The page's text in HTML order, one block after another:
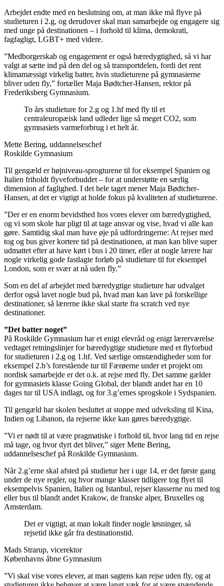
Arbejdet endte med en beslutning om, at man ikke må flyve på
studieturen i 2.g, og derudover skal man samarbejde og engagere sig
med unge på destinationen – i forhold til klima, demokrati,
fagfagligt, LGBT+ med videre.
”Medborgerskab og engagement er også bæredygtighed, så vi har
valgt at sætte ind på den del og så transportdelen, fordi det rent
klimamæssigt virkelig batter, hvis studieturene på gymnasierne
bliver uden fly,” fortæller Maja Bødtcher-Hansen, rektor på
Frederiksberg Gymnasium.
To års studieture for 2.g og 1.hf med fly til et
centraleuropæisk land udleder lige så meget CO2, som
gymnasiets varmeforbrug i et helt år.
Mette Bering, uddannelseschef
Roskilde Gymnasium
Til gengæld er højniveau-sprogturene til for eksempel Spanien og
Italien friholdt flyveforbuddet – for at understøtte en særlig
dimension af faglighed. I det hele taget mener Maja Bødtcher-
Hansen, at det er vigtigt at holde fokus på kvaliteten af studieturene.
”Der er en enorm bevidsthed hos vores elever om bæredygtighed,
og vi som skole har pligt til at tage ansvar og vise, hvad vi alle kan
gøre. Samtidig skal man have øje på udfordringerne: At rejser med
tog og bus giver kortere tid på destinationen, at man kan blive super
udmattet efter at have kørt i bus i 20 timer, eller at nogle lærere har
nogle virkelig gode fastlagte forløb på studieture til for eksempel
London, som er svær at nå uden fly.”
Som en del af arbejdet med bæredygtige studieture har udvalget
derfor også lavet nogle bud på, hvad man kan lave på forskellige
destinationer, så lærerne ikke skal starte fra scratch ved nye
destinationer.
”Det batter noget”
På Roskilde Gymnasium har et enigt elevråd og enigt lærerværelse
vedtaget retningslinjer for bæredygtige studieture med et flyforbud
for studieturen i 2.g og 1.hf. Ved særlige omstændigheder som for
eksempel 2.b’s forestående tur til Færøerne under et projekt om
nordisk samarbejde er det o.k. at rejse med fly. Det samme gælder
for gymnasiets klasse Going Global, der blandt andet har en 10
dages tur til USA indlagt, og for 3.g’ernes sprogskole i Sydspanien.
Til gengæld har skolen besluttet at stoppe med udveksling til Kina,
Indien og Libanon, da rejserne ikke kan gøres bæredygtige.
”Vi er nødt til at være pragmatiske i forhold til, hvor lang tid en rejse
må tage, og hvor dyrt det bliver,” siger Mette Bering,
uddannelseschef på Roskilde Gymnasium.
Når 2.g’erne skal afsted på studietur her i uge 14, er det første gang
under de nye regler, og hvor mange klasser tidligere tog flyet til
eksempelvis Spanien, Italien og Istanbul, rejser klasserne nu med tog
eller bus til blandt andet Krakow, de franske alper, Bruxelles og
Amsterdam.
Det er vigtigt, at man lokalt finder nogle løsninger, så
rejsetid ikke går fra destinationstid.
Mads Strarup, vicerektor
Københavns åbne Gymnasium
”Vi skal vise vores elever, at man sagtens kan rejse uden fly, og at